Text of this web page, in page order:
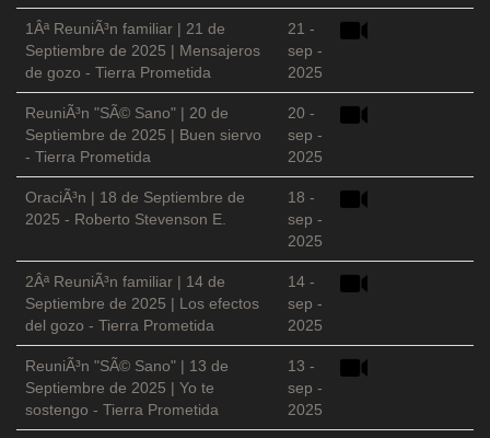
1Âª ReuniÃ³n familiar | 21 de
Septiembre de 2025 | Mensajeros
de gozo - Tierra Prometida
21 -
sep -
2025
ReuniÃ³n "SÃ© Sano" | 20 de
Septiembre de 2025 | Buen siervo
- Tierra Prometida
20 -
sep -
2025
OraciÃ³n | 18 de Septiembre de
2025 - Roberto Stevenson E.
18 -
sep -
2025
2Âª ReuniÃ³n familiar | 14 de
Septiembre de 2025 | Los efectos
del gozo - Tierra Prometida
14 -
sep -
2025
ReuniÃ³n "SÃ© Sano" | 13 de
Septiembre de 2025 | Yo te
sostengo - Tierra Prometida
13 -
sep -
2025